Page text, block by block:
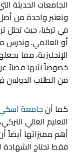
في تركيا، حيث تحتل
أو العالمي. وتدرس
الإنجليزية، مما
خصوصاً لأنها فضلاً
من الطلاب
كما أنجامعة اسكي
التعليم العالي
أهم مميزاتها أيضاً
فقط تحتاج الشهادة